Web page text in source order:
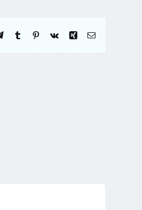
TelegramTumblr Pinterest
Vk Xing Correo